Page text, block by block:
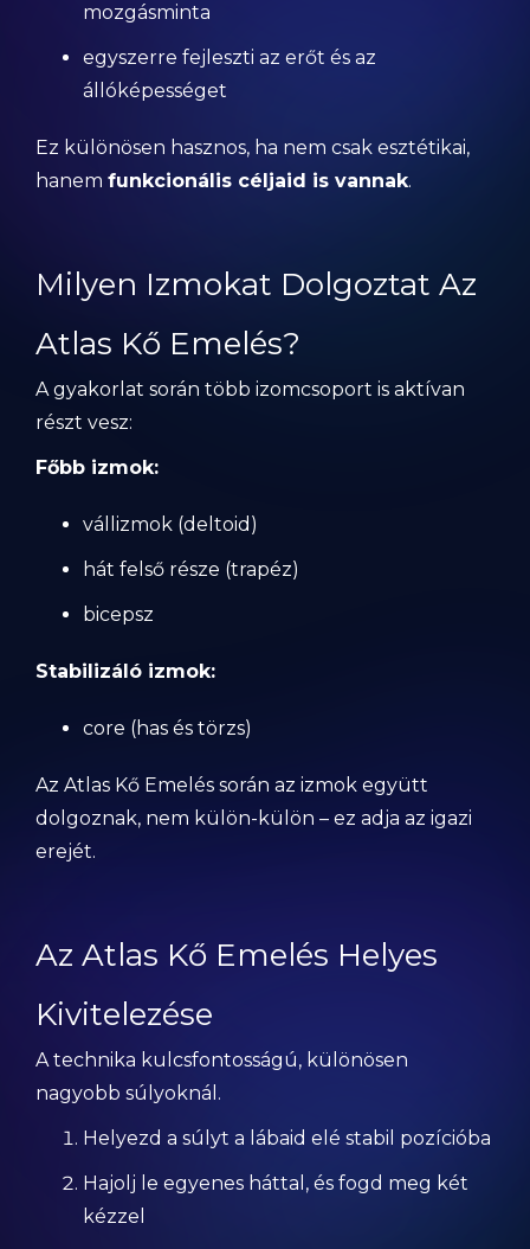
mozgásminta
egyszerre fejleszti az erőt és az
állóképességet
Ez különösen hasznos, ha nem csak esztétikai,
hanem funkcionális céljaid is vannak.
Milyen Izmokat Dolgoztat Az
Atlas Kő Emelés?
A gyakorlat során több izomcsoport is aktívan
részt vesz:
Főbb izmok:
vállizmok (deltoid)
hát felső része (trapéz)
bicepsz
Stabilizáló izmok:
core (has és törzs)
Az Atlas Kő Emelés során az izmok együtt
dolgoznak, nem külön-külön – ez adja az igazi
erejét.
Az Atlas Kő Emelés Helyes
Kivitelezése
A technika kulcsfontosságú, különösen
nagyobb súlyoknál.
Helyezd a súlyt a lábaid elé stabil pozícióba
Hajolj le egyenes háttal, és fogd meg két
kézzel